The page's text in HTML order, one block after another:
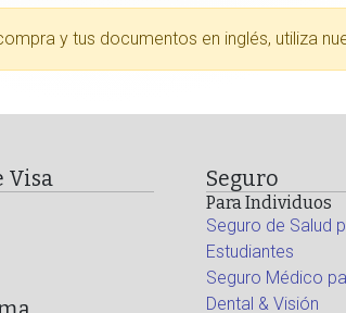
y tus documentos en inglés, utiliza
Visa Seguro
Para Individuos
Seguro de Salud
Estudiantes
Seguro Médico
Dental & Visión